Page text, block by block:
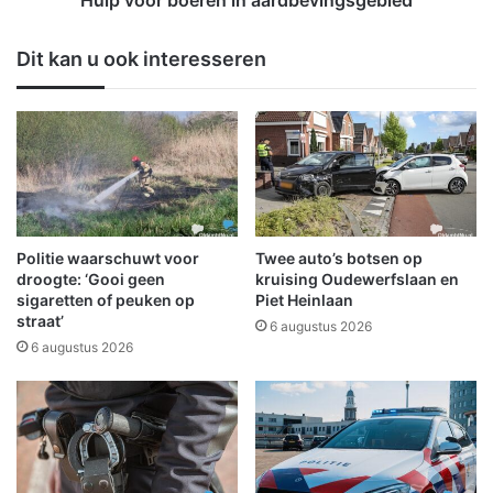
t
w
o
n
i
n
g
i
n
W
i
n
s
o
t
e
n
i
n
a
a
r
d
b
e
v
i
n
s
g
e
Dit kan u ook interesseren
Politie waarschuwt voor
droogte: ‘Gooi geen
sigaretten of peuken op
straat’
6 augustus 2026
Twee auto’s botsen op
kruising Oudewerfslaan en
Piet Heinlaan
6 augustus 2026